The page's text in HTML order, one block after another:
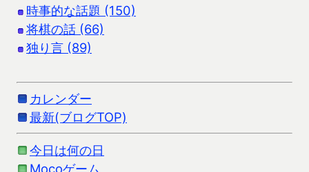
時事的な話題 (150)
将棋の話 (66)
独り言 (89)
カレンダー
最新(ブログTOP)
今日は何の日
Mocoゲーム